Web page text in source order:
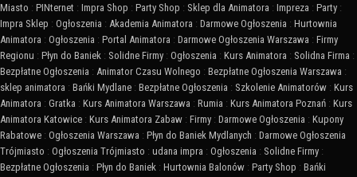
Miasto : PINternet : Impra Shop : Party Shop : Sklep dla Animatora : Impreza : Party :
Impra Sklep : Ogłoszenia : Akademia Animatora : Darmowe Ogłoszenia : Hurtownia
Animatora : Ogłoszenia : Portal Animatora : Darmowe Ogłoszenia Warszawa : Firmy
Regionu : Płyn do Baniek : Solidne Firmy : Ogłoszenia : Kurs Animatora : Solidna Firma :
Bezpłatne Ogłoszenia : Animator Czasu Wolnego : Bezpłatne Ogłoszenia Warszawa :
sklep animatora : Bańki Mydlane : Bezpłatne Ogłoszenia : Szkolenie Animatorów : Kurs
Animatora : Gratka : Kurs Animatora Warszawa : Rumia : Kurs Animatora Poznań : Kurs
Animatora Katowice : Kurs Animatora Zabaw : Firmy : Darmowe Ogłoszenia : Kupony
Rabatowe : Ogłoszenia Warszawa : Płyn do Baniek Mydlanych : Darmowe Ogłoszenia
Trójmiasto : Ogłoszenia Trójmiasto : udana impra : Ogłoszenia : Solidne Firmy :
Bezpłatne Ogłoszenia : Płyn do Baniek : Hurtownia Balonów : Party Shop : Bańki